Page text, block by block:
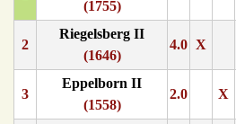
(1755)
2
Riegelsberg II
(1646)
4.0 X
3
Eppelborn II
(1558)
2.0 X